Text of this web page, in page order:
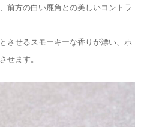
前方の白い鹿角との美しいコントラ
させるスモーキーな香りが漂い、ホ
せます。